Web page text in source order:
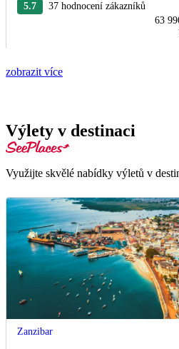
5.7
37 hodnocení zákazníků
63
zobrazit více
Výlety v destinaci
Využijte skvělé nabídky výletů v
Zanzibar